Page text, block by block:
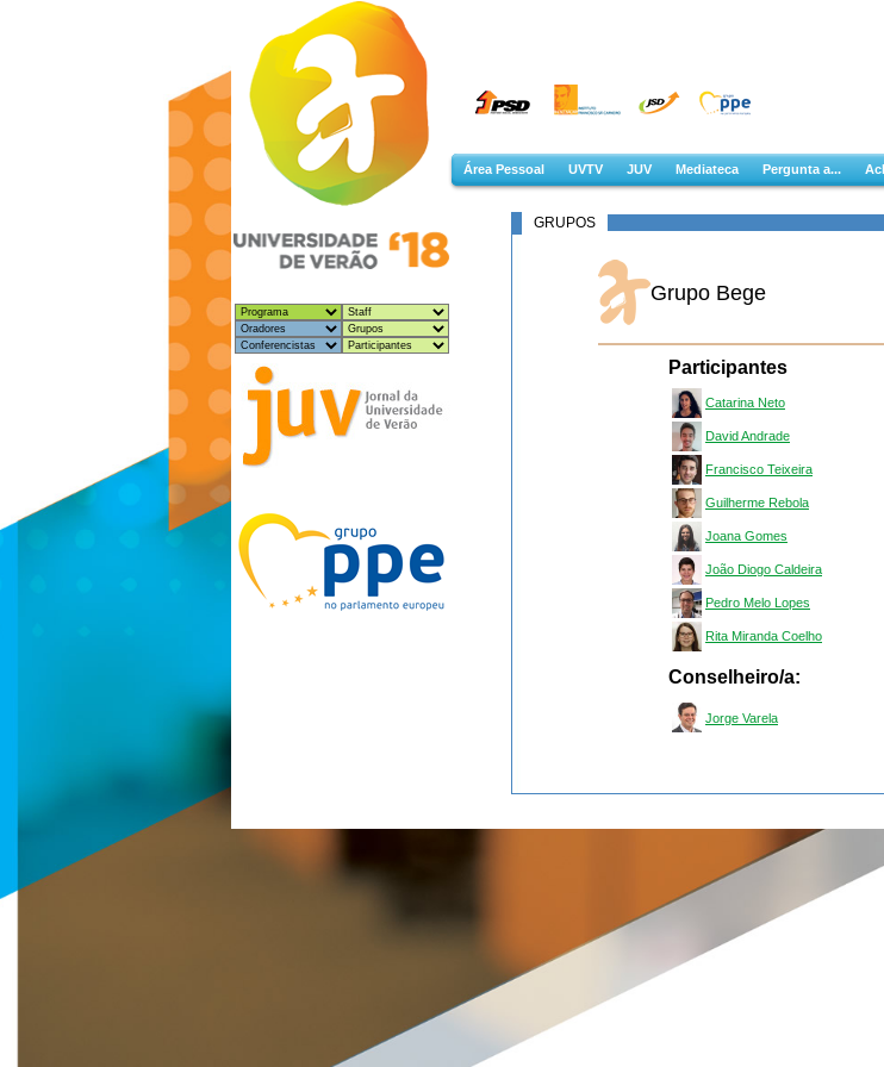
Área Pessoal UVTV JUV Mediateca Pergunta a...
GRUPOS
Grupo Bege
Participantes
Catarina Neto
David Andrade
Francisco Teixeira
Guilherme Rebola
Joana Gomes
João Diogo Caldeira
Pedro Melo Lopes
Rita Miranda Coelho
Conselheiro/a:
Jorge Varela